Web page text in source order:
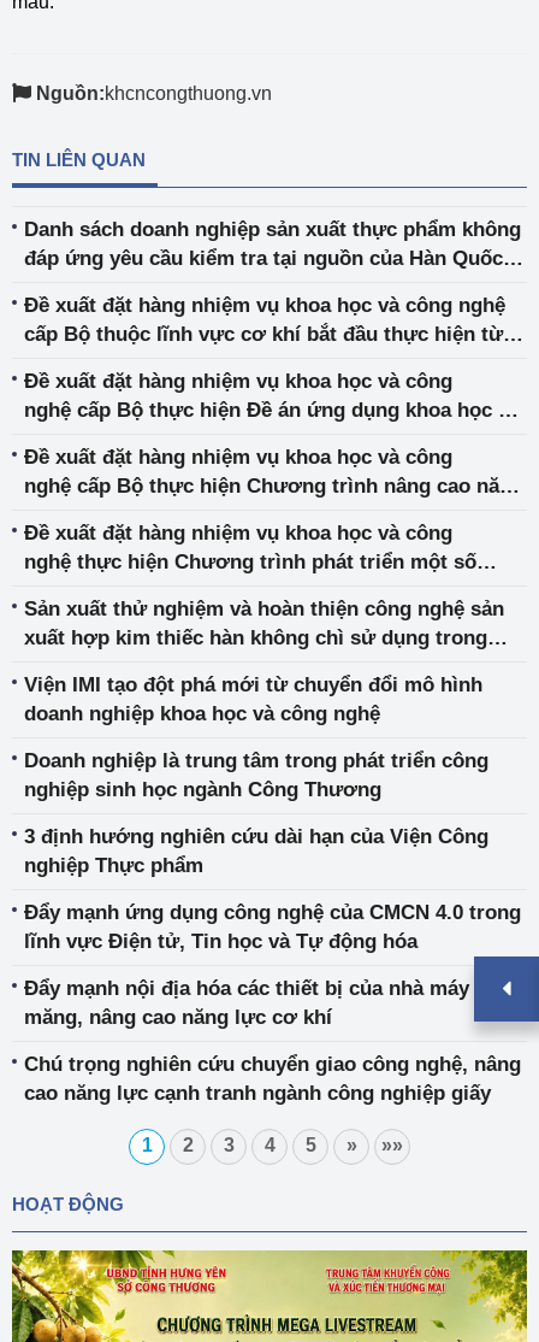
Nguồn:khcncongthuong.vn
TIN LIÊN QUAN
Danh sách doanh nghiệp sản xuất thực phẩm không
đáp ứng yêu cầu kiểm tra tại nguồn của Hàn Quốc
Đề xuất đặt hàng nhiệm vụ khoa học và công nghệ
cấp Bộ thuộc lĩnh vực cơ khí bắt đầu thực hiện từ
Đề xuất đặt hàng nhiệm vụ khoa học và công
nghệ cấp Bộ thực hiện Đề án ứng dụng khoa học và
Thương
Đề xuất đặt hàng nhiệm vụ khoa học và công
nghệ cấp Bộ thực hiện Chương trình nâng cao năng
nghiệp 2021 - 2030
Đề xuất đặt hàng nhiệm vụ khoa học và công
nghệ thực hiện Chương trình phát triển một số
Sản xuất thử nghiệm và hoàn thiện công nghệ sản
xuất hợp kim thiếc hàn không chì sử dụng trong
Viện IMI tạo đột phá mới từ chuyển đổi mô hình
doanh nghiệp khoa học và công nghệ
Doanh nghiệp là trung tâm trong phát triển công
nghiệp sinh học ngành Công Thương
3 định hướng nghiên cứu dài hạn của Viện Công
nghiệp Thực phẩm
Đẩy mạnh ứng dụng công nghệ của CMCN 4.0 trong
lĩnh vực Điện tử, Tin học và Tự động hóa
Đẩy mạnh nội địa hóa các thiết bị của nhà máy xi
măng, nâng cao năng lực cơ khí
Chú trọng nghiên cứu chuyển giao công nghệ, nâng
cao năng lực cạnh tranh ngành công nghiệp giấy
1 2 3 4 5 » »»
HOẠT ĐỘNG